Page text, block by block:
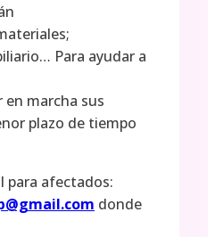
Para ayudar a
marcha sus
plazo de tiempo
para afectados:
donde